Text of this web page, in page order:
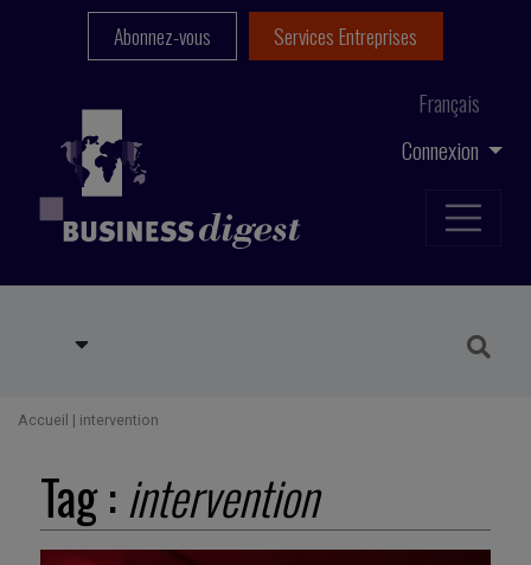
Connexion
Français
Abonnez-vous Services Entreprises
Accueil | intervention
Tag :intervention